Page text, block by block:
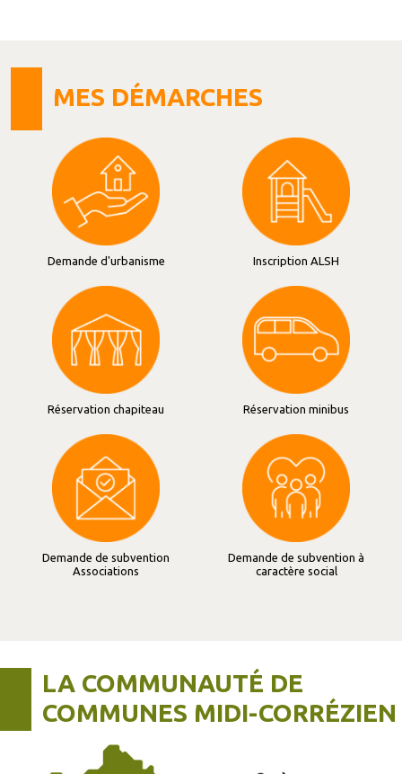
MES DÉMARCHES
Demande d'urbanisme Inscription ALSH
Réservation chapiteau Réservation minibus
Demande de subvention
Associations
Demande de subvention à
caractère social
LA COMMUNAUTÉ DE
COMMUNES MIDI-CORRÉZIEN